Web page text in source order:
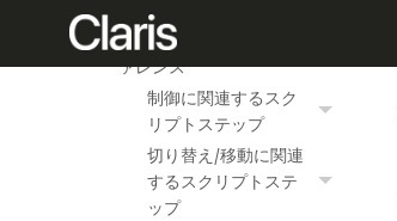
スクリプトステップリフ
ァレンス
制御に関連するスク
リプトステップ
切り替え/移動に関連
するスクリプトステ
ップ